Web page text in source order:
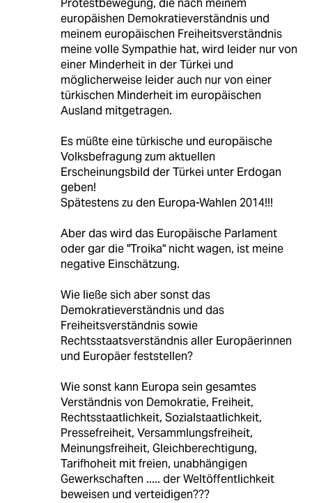
Protestbewegung, die nach meinem
europäishen Demokratieverständnis und
meinem europäischen Freiheitsverständnis
meine volle Sympathie hat, wird leider nur von
einer Minderheit in der Türkei und
möglicherweise leider auch nur von einer
türkischen Minderheit im europäischen
Ausland mitgetragen.
Es müßte eine türkische und europäische
Volksbefragung zum aktuellen
Erscheinungsbild der Türkei unter Erdogan
geben!
Spätestens zu den Europa-Wahlen 2014!!!
Aber das wird das Europäische Parlament
oder gar die "Troika" nicht wagen, ist meine
negative Einschätzung.
Wie ließe sich aber sonst das
Demokratieverständnis und das
Freiheitsverständnis sowie
Rechtsstaatsverständnis aller Europäerinnen
und Europäer feststellen?
Wie sonst kann Europa sein gesamtes
Verständnis von Demokratie, Freiheit,
Rechtsstaatlichkeit, Sozialstaatlichkeit,
Pressefreiheit, Versammlungsfreiheit,
Meinungsfreiheit, Gleichberechtigung,
Tarifhoheit mit freien, unabhängigen
Gewerkschaften ..... der Weltöffentlichkeit
beweisen und verteidigen???